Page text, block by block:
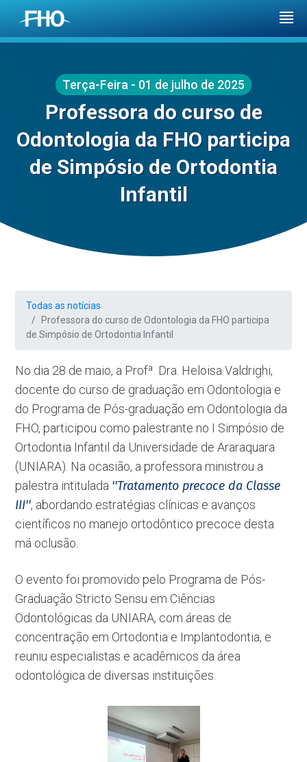
Terça-Feira - 01 de julho de 2025
Professora do curso de
Odontologia da FHO participa
de Simpósio de Ortodontia
Infantil
Todas as notícias
Professora do curso de Odontologia da FHO participa
de Simpósio de Ortodontia Infantil
No dia 28 de maio, a Profª. Dra. Heloisa Valdrighi,
docente do curso de graduação em Odontologia e
do Programa de Pós-graduação em Odontologia da
FHO, participou como palestrante no I Simpósio de
Ortodontia Infantil da Universidade de Araraquara
(UNIARA). Na ocasião, a professora ministrou a
palestra intitulada ''Tratamento precoce da Classe
III'', abordando estratégias clínicas e avanços
científicos no manejo ortodôntico precoce desta
má oclusão.
O evento foi promovido pelo Programa de Pós-
Graduação Stricto Sensu em Ciências
Odontológicas da UNIARA, com áreas de
concentração em Ortodontia e Implantodontia, e
reuniu especialistas e acadêmicos da área
odontológica de diversas instituições.